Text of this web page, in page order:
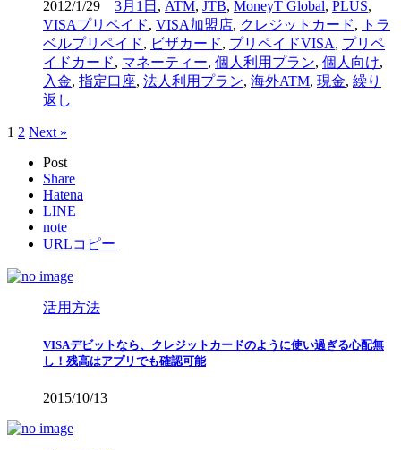
2012/1/29 3月1日 , ATM, JTB, MoneyT Global, PLUS,
VISAプリペイド, VISA加盟店, クレジットカード,
トラ
ベルプリペイド, ビザカード, プリペイドVISA, プリペ
イドカード, マネーティー, 個人利用プラン, 個人向け,
入金, 指定口座, 法人利用プラン, 海外ATM, 現金, 繰り
返し
1 2 Next »
Post
Share
Hatena
LINE
note
URLコピー
活用方法
VISAデビットなら、クレジットカードのように使い過ぎる心配無
し！残高はアプリでも確認可能
2015/10/13